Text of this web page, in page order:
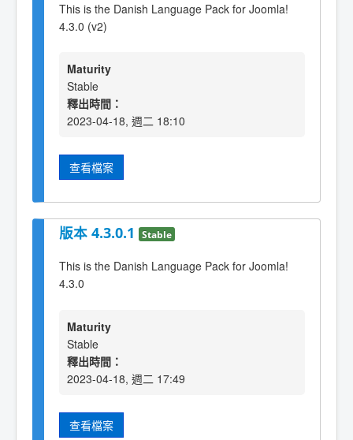
This is the Danish Language Pack for Joomla!
4.3.0 (v2)
Maturity
Stable
釋出時間：
2023-04-18, 週二 18:10
查看檔案
版本 4.3.0.1 Stable
This is the Danish Language Pack for Joomla!
4.3.0
Maturity
Stable
釋出時間：
2023-04-18, 週二 17:49
查看檔案